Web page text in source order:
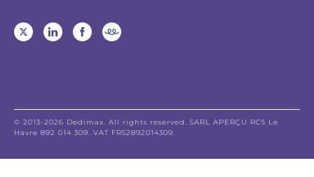
© 2013-2026 Dedimax. All rights reserved. SARL APERÇU RCS Le
Havre 892 014 309. VAT FR52892014309.